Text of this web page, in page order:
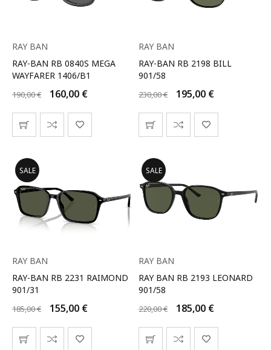
RAY BAN
RAY-BAN RB 0840S MEGA
WAYFARER 1406/B1
190,00€ 160,00 €
RAY BAN
RAY-BAN RB 2198 BILL
901/58
230,00€ 195,00 €
SALE
RAY BAN
RAY-BAN RB 2231 RAIMOND
901/31
185,00€ 155,00 €
SALE
RAY BAN
RAY BAN RB 2193 LEONARD
901/58
220,00€ 185,00 €